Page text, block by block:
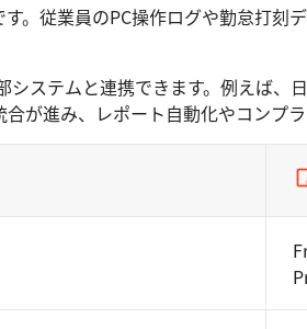
。従業員のPC操作ログや勤怠打
ステムと連携できます。例えば
が進み、レポート自動化やコンプ